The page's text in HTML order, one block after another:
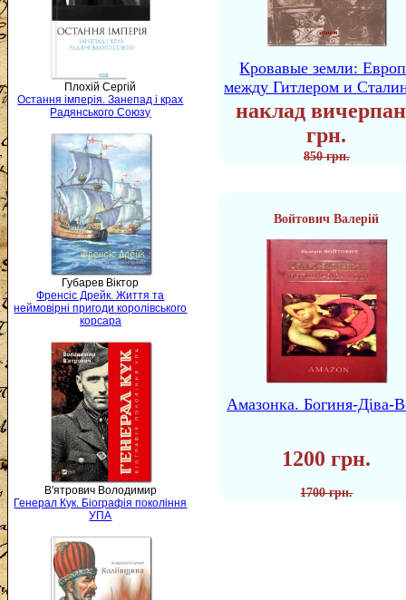
Плохій Сергій
Остання імперія. Занепад і крах
Радянського Союзу
Губарев Віктор
Френсіс Дрейк. Життя та
неймовірні пригоди королівського
корсара
В'ятрович Володимир
Генерал Кук. Біографія покоління
УПА
Кровавые земли:
между Гитлером и
наклад
грн.
850 грн.
Войтович Валерій
Амазонка. Богиня-Діва-
1200 грн.
1700 грн.